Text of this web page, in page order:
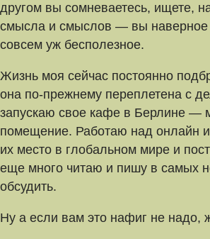
другом вы сомневаетесь, ищете,
смысла и смыслов — вы наверное
совсем уж бесполезное.
Жизнь моя сейчас постоянно
она по-прежнему переплетена с
запускаю свое кафе в Берлине —
помещение. Работаю над онлайн
их место в глобальном мире и
еще много читаю и пишу в самых
обсудить.
Ну а если вам это нафиг не надо,